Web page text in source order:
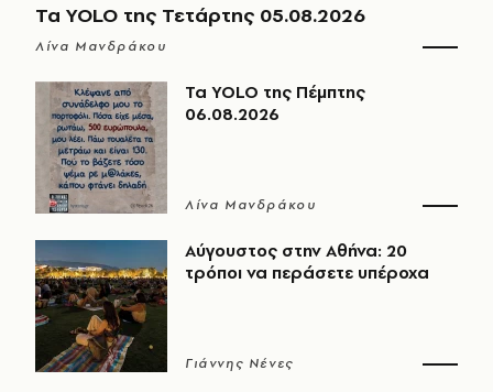
Τα YOLO της Τετάρτης 05.08.2026
Λίνα Μανδράκου
Τα YOLO της Πέμπτης
06.08.2026
Λίνα Μανδράκου
Αύγουστος στην Αθήνα: 20
τρόποι να περάσετε υπέροχα
Γιάννης Νένες